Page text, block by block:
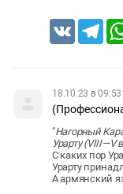
VK
18.10.23 в 09:53
"Нагорный
Урарту (VIII—V
С каких пор
Урарту
А армянский